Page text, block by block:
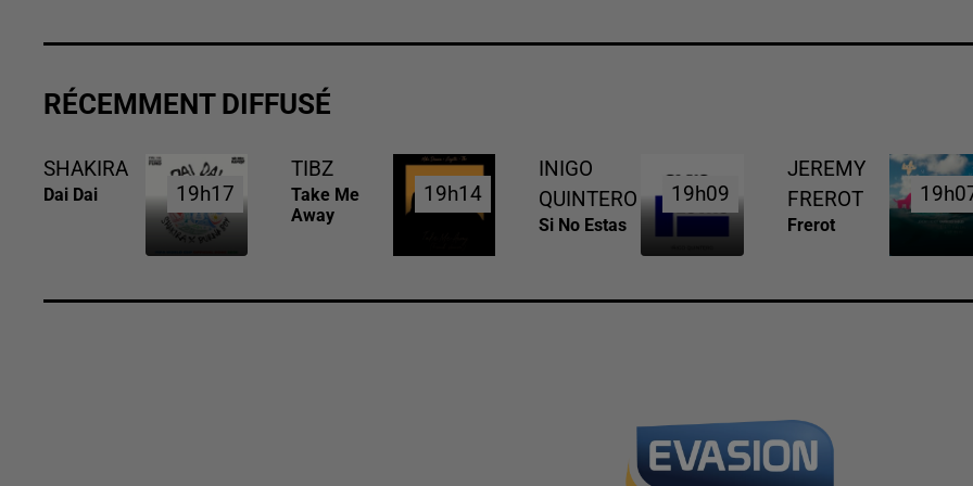
RÉCEMMENT DIFFUSÉ
SHAKIRA
Dai Dai 19h17
19h17
TIBZ
Take Me
Away
19h14
19h14
INIGO
QUINTERO
Si No Estas
19h09
19h09
JEREMY
FREROT
Frerot